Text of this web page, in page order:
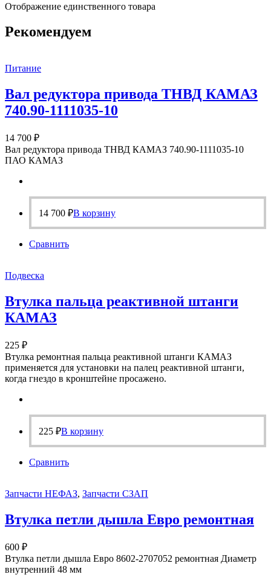
Отображение единственного товара
Рекомендуем
Питание
Вал редуктора привода ТНВД КАМАЗ
740.90-1111035-10
14 700 ₽
Вал редуктора привода ТНВД КАМАЗ 740.90-1111035-10
ПАО КАМАЗ
14 700 ₽В корзину
Сравнить
Подвеска
Втулка пальца реактивной штанги
КАМАЗ
225 ₽
Втулка ремонтная пальца реактивной штанги КАМАЗ
применяется для установки на палец реактивной штанги,
когда гнездо в кронштейне просажено.
225 ₽В корзину
Сравнить
Запчасти НЕФАЗ, Запчасти СЗАП
Втулка петли дышла Евро ремонтная
600 ₽
Втулка петли дышла Евро 8602-2707052 ремонтная Диаметр
внутренний 48 мм